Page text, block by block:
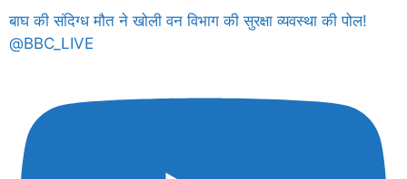
बाघ की संदिग्ध मौत ने खोली वन विभाग की सुरक्षा व्यवस्था की पोल!
@BBC_LIVE